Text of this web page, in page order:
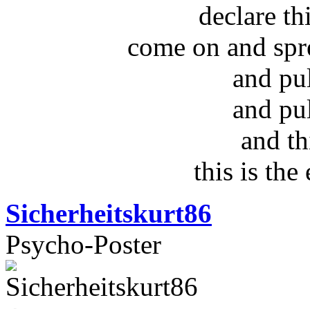
declare
come on and
and
and
and
this is the
Sicherheitskurt86
Psycho-Poster